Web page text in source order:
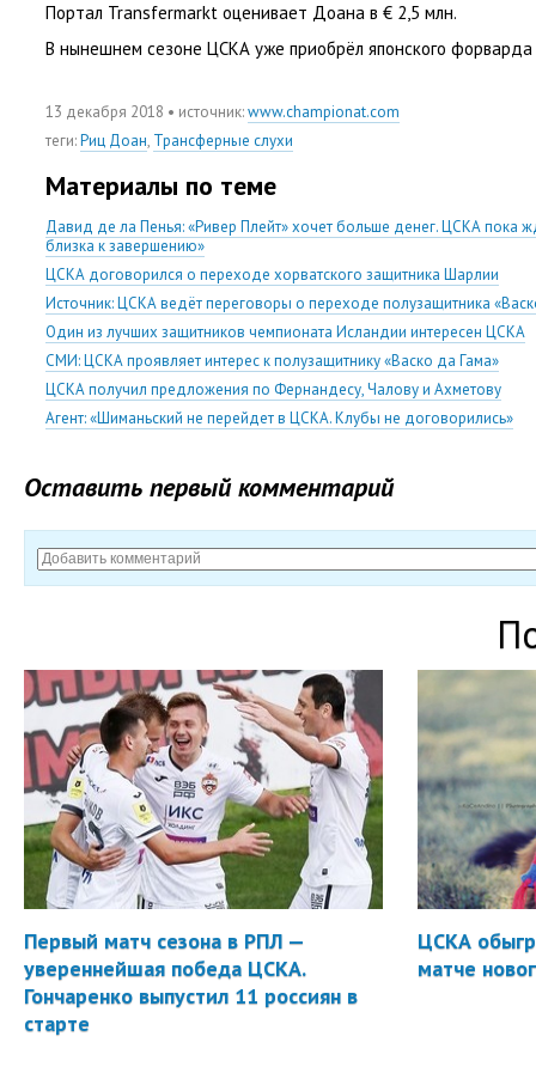
Портал Transfermarkt оценивает Доана в € 2,5 млн.
В нынешнем сезоне ЦСКА уже приобрёл японского форварда
13 декабря 2018 • источник:www.championat.com
теги:Риц Доан, Трансферные слухи
Материалы по теме
Давид де ла Пенья: «Ривер Плейт» хочет больше денег. ЦСКА пока
близка к завершению»
ЦСКА договорился о переходе хорватского защитника Шарлии
Источник: ЦСКА ведёт переговоры о переходе полузащитника
Один из лучших защитников чемпионата Исландии интересен ЦСКА
СМИ: ЦСКА проявляет интерес к полузащитнику «Васко да Гама»
ЦСКА получил предложения по Фернандесу, Чалову и Ахметову
Агент: «Шиманьский не перейдет в ЦСКА. Клубы не договорились»
Оставить первый комментарий
Первый матч сезона в РПЛ —
увереннейшая победа ЦСКА.
Гончаренко выпустил 11 россиян в
старте
ЦСКА
матче